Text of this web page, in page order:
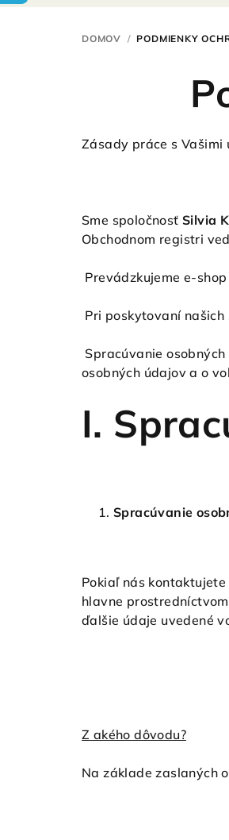
DOMOV / PODMIENKY
Zásady práce s Vašimi
Sme spoločnosť Silvia
Obchodnom registri
Prevádzkujeme e-
Pri poskytovaní
Spracúvanie
osobných údajov a o
I.
Spracúvanie
Pokiaľ nás
hlavne
ďalšie údaje uvedené
Z akého dôvodu?
Na základe zaslaných